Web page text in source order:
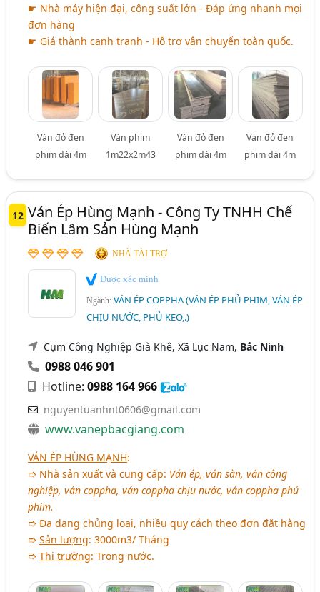
☛ Nhà máy hiện đại, công suất lớn - Đáp ứng nhanh mọi
đơn hàng
☛ Giá thành cạnh tranh - Hỗ trợ vận chuyển toàn quốc.
Ván đỏ đen
phim dài 4m
Ván phim
1m22x2m43
Ván đỏ đen
phim dài 4m
Ván đỏ đen
phim dài 4m
12 Ván Ép Hùng Mạnh - Công Ty TNHH Chế
Biến Lâm Sản Hùng Mạnh
NHÀ TÀI TRỢ
Được xác minh
Ngành:VÁN ÉP COPPHA (VÁN ÉP PHỦ PHIM, VÁN ÉP
CHỊU NƯỚC, PHỦ KEO,.)
Cụm Công Nghiệp Già Khê, Xã Lục Nam, Bắc Ninh
0988 046 901
Hotline:0988 164 966
nguyentuanhnt0606@gmail.com
www.vanepbacgiang.com
VÁN ÉP HÙNG MẠNH:
➱ Nhà sản xuất và cung cấp: Ván ép, ván sàn, ván công
nghiệp, ván coppha, ván coppha chịu nước, ván coppha phủ
phim.
➱ Đa dạng chủng loại, nhiều quy cách theo đơn đặt hàng
➱Sản lượng: 3000m3/ Tháng
➱Thị trường: Trong nước.